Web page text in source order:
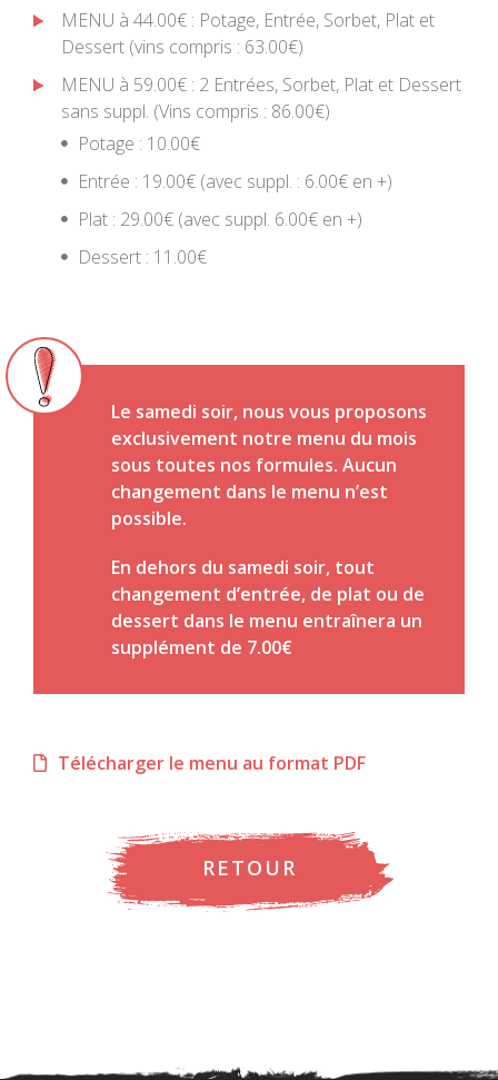
MENU à 44.00€ : Potage, Entrée, Sorbet, Plat et
Dessert (vins compris : 63.00€)
MENU à 59.00€ : 2 Entrées, Sorbet, Plat et Dessert
sans suppl. (Vins compris : 86.00€)
Potage : 10.00€
Entrée : 19.00€ (avec suppl. : 6.00€ en +)
Plat : 29.00€ (avec suppl. 6.00€ en +)
Dessert : 11.00€
Le samedi soir, nous vous proposons
exclusivement notre menu du mois
sous toutes nos formules. Aucun
changement dans le menu n’est
possible.
En dehors du samedi soir, tout
changement d’entrée, de plat ou de
dessert dans le menu entraînera un
supplément de 7.00€
Télécharger le menu au format PDF
RETOUR